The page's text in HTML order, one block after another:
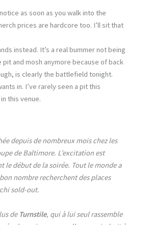
as soon as you walk into the
prices are hardcore too. I’ll sit that
instead. It’s a real bummer not being
and mosh anymore because of back
is clearly the battlefield tonight.
in. I’ve rarely seen a pit this
this venue.
depuis de nombreux mois chez les
de Baltimore. L’excitation est
le début de la soirée. Tout le monde a
nombre recherchent des places
sold-out.
de Turnstile, qui à lui seul rassemble